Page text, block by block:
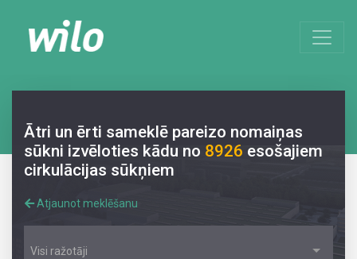
Ātri un ērti sameklē pareizo nomaiņas
sūkni izvēloties kādu no 8926 esošajiem
cirkulācijas sūkņiem
Atjaunot meklēšanu
Visi ražotāji